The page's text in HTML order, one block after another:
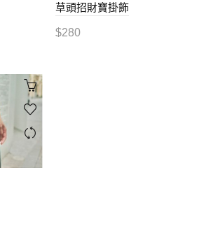
草頭招財寶掛飾
$280